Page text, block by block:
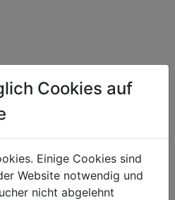
zzgl.Versandkosten
Cookies auf
Einige Cookies sind
Website notwendig und
nicht abgelehnt